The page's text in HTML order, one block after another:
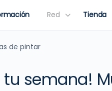
Red Tienda
de pintar
tu semana!